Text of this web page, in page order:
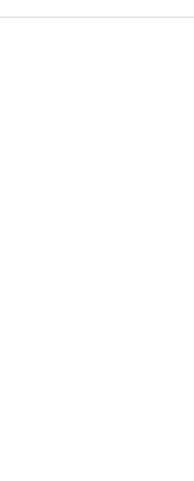
响；<&list>3.稳定器的